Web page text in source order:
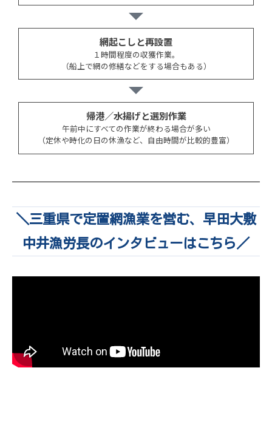
網起こしと再設置
１時間程度の収獲作業。
（船上で網の修繕などをする場合もある）
帰港／水揚げと選別作業
午前中にすべての作業が終わる場合が多い
（定休や時化の日の休漁など、自由時間が比較的豊富）
＼三重県で定置網漁業を営む、早田大敷
中井漁労長のインタビューはこちら／